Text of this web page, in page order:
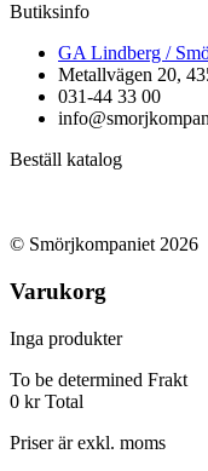
Butiksinfo
GA Lindberg /
Metallvägen 20,
031-44 33 00
Beställ katalog
© Smörjkompaniet 2026
Varukorg
Inga produkter
To be determined Frakt
0 kr Total
Priser är exkl. moms